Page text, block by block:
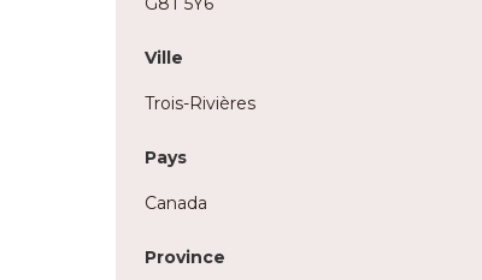
Ville
Trois-Rivières
Pays
Canada
Province